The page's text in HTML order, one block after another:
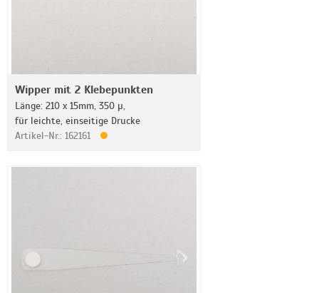
Wipper mit 2 Klebepunkten
Länge: 210 x 15mm, 350 µ,
für leichte, einseitige Drucke
Artikel-Nr.: 162161